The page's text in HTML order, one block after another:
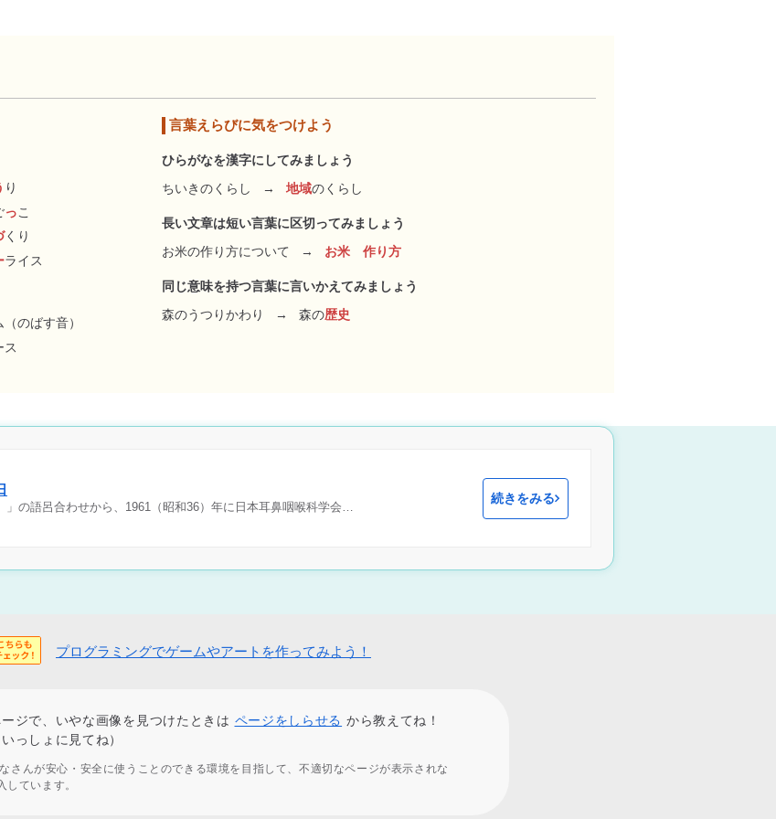
り
っこ
くり
ライス
（のばす音）
ス
言葉えらびに気をつけよう
ひらがなを漢字にしてみましょう
ちいきのくらし
→ 地域のくらし
長い文章は短い言葉に区切ってみましょう
お米の作り方について
→ お米 作り方
同じ意味を持つ言葉に言いかえてみましょう
森のうつりかわり
→ 森の歴史
」の語呂合わせから、1961（昭和36）年に日本耳鼻咽喉科学会…
続きをみる
プログラミングでゲームやアートを作ってみよう！
ジで、いやな画像を見つけたときは ページをしらせる から教えてね！
っしょに見てね）
さんが安心・安全に使うことのできる環境を目指して、不適切なページが表示されな
しています。